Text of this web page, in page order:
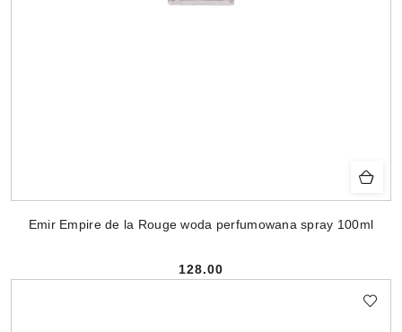
Emir Empire de la Rouge woda perfumowana spray 100ml
Cena:
128.00